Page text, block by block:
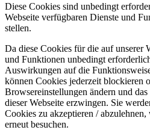
Diese Cookies sind unbedingt
Webseite verfügbaren Dienste und
stellen.
Da diese Cookies für die auf unserer
und Funktionen unbedingt
Auswirkungen auf die
können Cookies jederzeit blockieren
Browsereinstellungen ändern und
dieser Webseite erzwingen. Sie
Cookies zu akzeptieren / abzulehnen,
erneut besuchen.